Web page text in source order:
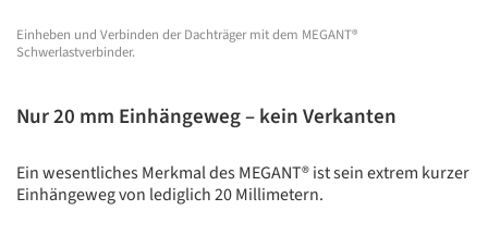
Einheben und Verbinden der Dachträger mit dem MEGANT®
Schwerlastverbinder.
Nur 20 mm Einhängeweg – kein Verkanten
Ein wesentliches Merkmal des MEGANT® ist sein extrem kurzer
Einhängeweg von lediglich 20 Millimetern.